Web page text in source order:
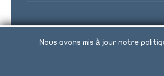
Nous avons mis à jour notre